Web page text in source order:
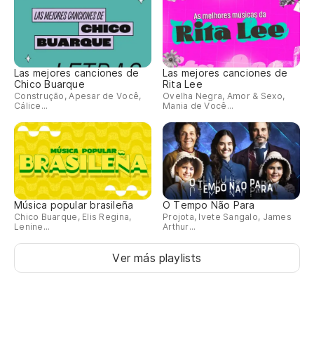
Las mejores canciones de
Chico Buarque
Construção, Apesar de Você,
Cálice...
Las mejores canciones de
Rita Lee
Ovelha Negra, Amor & Sexo,
Mania de Você...
Música popular brasileña
Chico Buarque, Elis Regina,
Lenine...
O Tempo Não Para
Projota, Ivete Sangalo, James
Arthur...
Ver más playlists